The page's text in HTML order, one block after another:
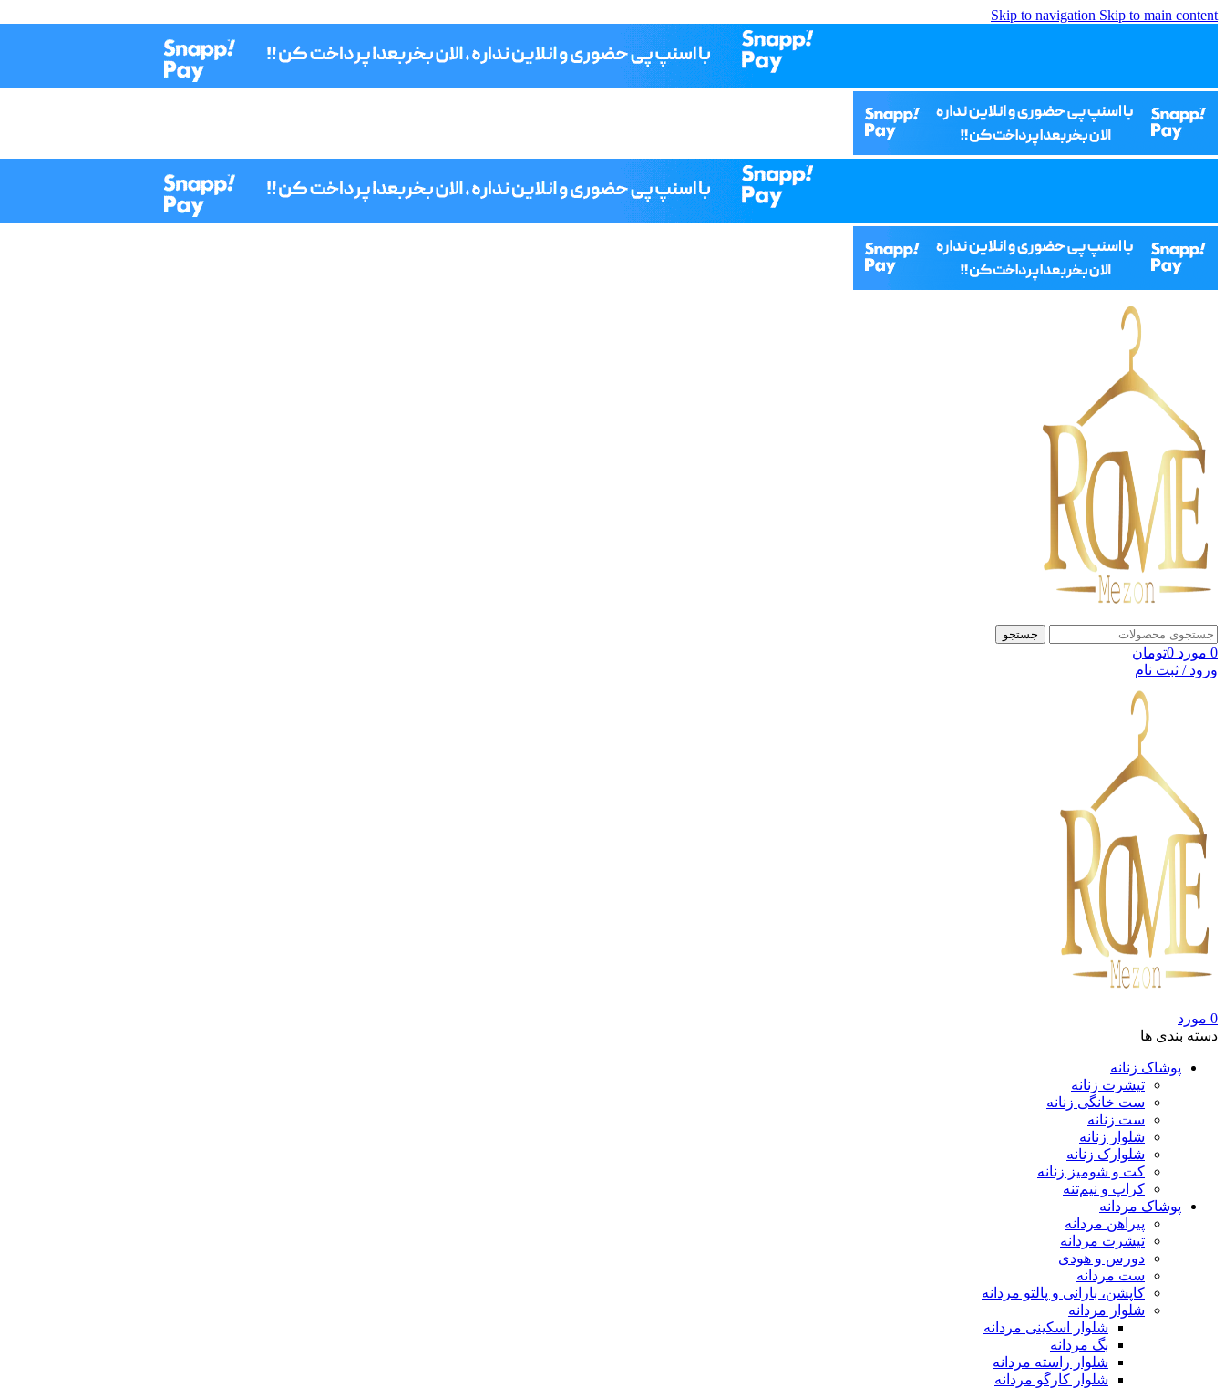
Skip to navigation Skip to main content
جستجو
0 مورد 0تومان
ورود / ثبت نام
0 مورد
دسته بندی ها
پوشاک زنانه
تیشرت زنانه
ست خانگی زنانه
ست زنانه
شلوار زنانه
شلوارک زنانه
کت و شومیز زنانه
کراپ و نیم‌تنه
پوشاک مردانه
پیراهن مردانه
تیشرت مردانه
دورس و هودی
ست مردانه
کاپشن، بارانی و پالتو مردانه
شلوار مردانه
شلوار اسکینی مردانه
بگ مردانه
شلوار راسته مردانه
شلوار کارگو مردانه